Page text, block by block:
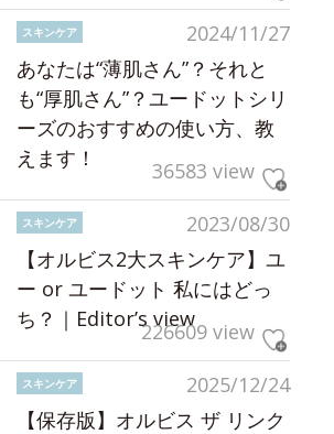
2024/11/27
スキンケア
あなたは“薄肌さん”？それと
も“厚肌さん”？ユードットシリ
ーズのおすすめの使い方、教
えます！
36583 view
2023/08/30
スキンケア
【オルビス2大スキンケア】ユ
ー or ユードット 私にはどっ
ち？｜Editor’s view226609 view
2025/12/24
スキンケア
【保存版】オルビス ザ リンク